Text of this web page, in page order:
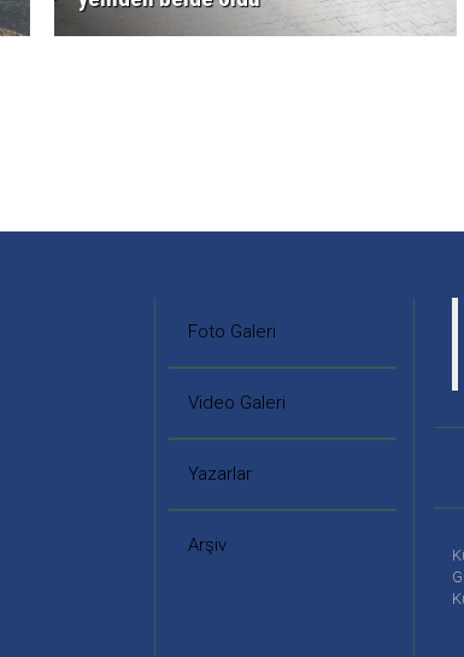
Foto Galeri
Video Galeri
Yazarlar
Arşiv